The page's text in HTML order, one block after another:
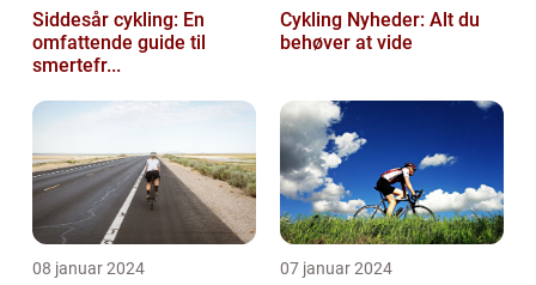
Siddesår cykling: En
omfattende guide til
smertefr...
Cykling Nyheder: Alt du
behøver at vide
08 januar 2024 07 januar 2024